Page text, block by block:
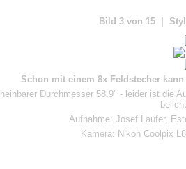
Bild 3 von 15 |
Schon mit einem 8x Feldstecher
Durchmesser 58,9" - leider ist die
Aufnahme: Josef Laufer,
Kamera: Nikon Coolpix